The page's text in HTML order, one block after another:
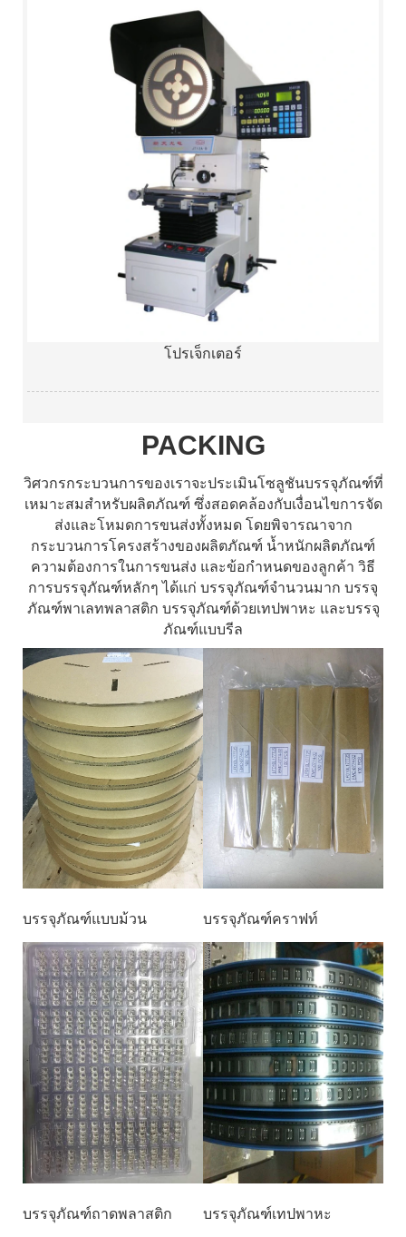
โปรเจ็กเตอร์
PACKING
วิศวกรกระบวนการของเราจะประเมินโซลูชันบรรจุภัณฑ์ที่
เหมาะสมสำหรับผลิตภัณฑ์ ซึ่งสอดคล้องกับเงื่อนไขการจัด
ส่งและโหมดการขนส่งทั้งหมด โดยพิจารณาจาก
กระบวนการโครงสร้างของผลิตภัณฑ์ น้ำหนักผลิตภัณฑ์
ความต้องการในการขนส่ง และข้อกำหนดของลูกค้า วิธี
การบรรจุภัณฑ์หลักๆ ได้แก่ บรรจุภัณฑ์จำนวนมาก บรรจุ
ภัณฑ์พาเลทพลาสติก บรรจุภัณฑ์ด้วยเทปพาหะ และบรรจุ
ภัณฑ์แบบรีล
บรรจุภัณฑ์แบบม้วน บรรจุภัณฑ์คราฟท์
บรรจุภัณฑ์ถาดพลาสติก บรรจุภัณฑ์เทปพาหะ